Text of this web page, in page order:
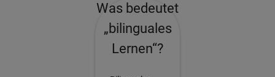
Was bedeutet
„bilinguales
Lernen“?